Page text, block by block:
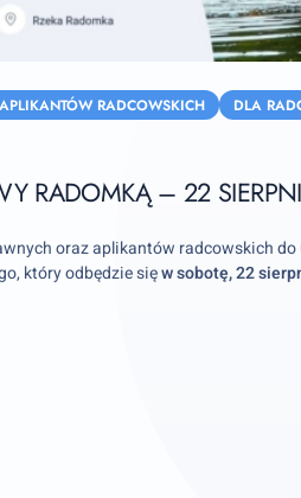
RADCOWSKICH DLA
RADOMKĄ – 22
oraz aplikantów radcowskich do
który odbędzie sięw sobotę, 22